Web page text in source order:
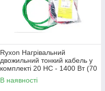
Ryxon Нагрівальний
двожильний тонкий кабель у
комплекті 20 HC - 1400 Вт (70
м)
В наявності